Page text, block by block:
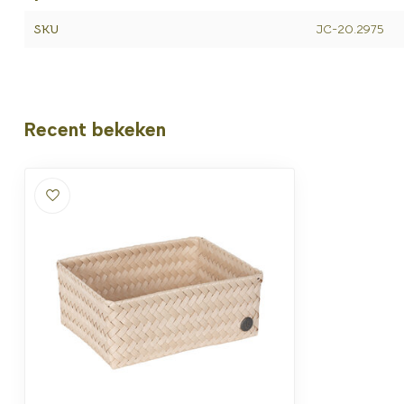
SKU JC-20.2975
Recent bekeken